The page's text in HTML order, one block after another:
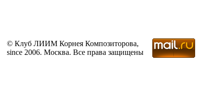
© Клуб ЛИИМ Корнея Композиторова,
since 2006. Москва. Все права защищены